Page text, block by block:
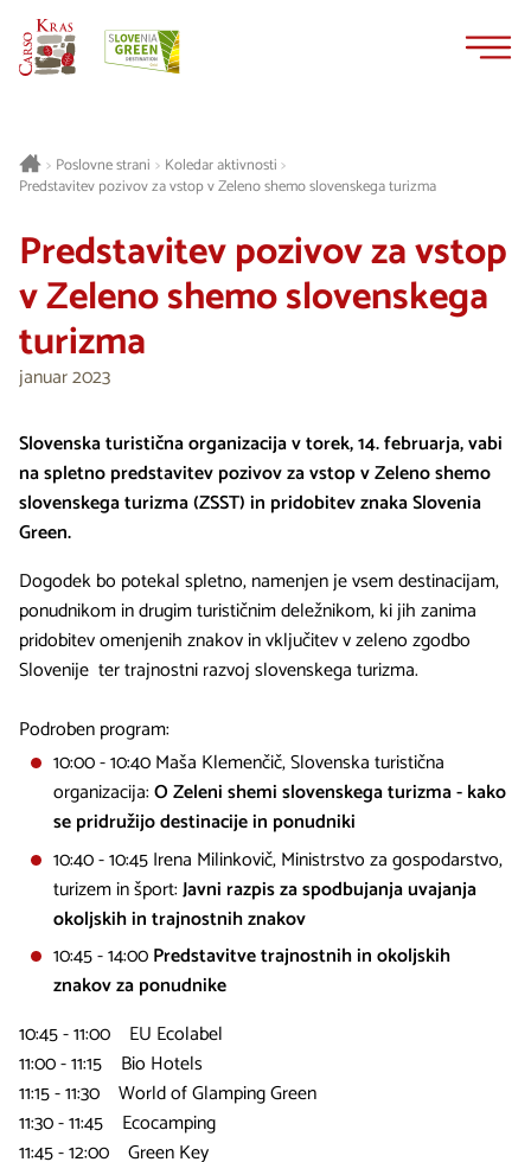
> Poslovne strani > Koledar aktivnosti >
Predstavitev pozivov za vstop v Zeleno shemo slovenskega turizma
Predstavitev pozivov za vstop
v Zeleno shemo slovenskega
turizma
januar 2023
Slovenska turistična organizacija v torek, 14. februarja, vabi
na spletno predstavitev pozivov za vstop v Zeleno shemo
slovenskega turizma (ZSST) in pridobitev znaka Slovenia
Green.
Dogodek bo potekal spletno, namenjen je vsem destinacijam,
ponudnikom in drugim turističnim deležnikom, ki jih zanima
pridobitev omenjenih znakov in vključitev v zeleno zgodbo
Slovenije ter trajnostni razvoj slovenskega turizma.
Podroben program:
10:00 - 10:40 Maša Klemenčič, Slovenska turistična
organizacija:O Zeleni shemi slovenskega turizma - kako
se pridružijo destinacije in ponudniki
10:40 - 10:45 Irena Milinkovič, Ministrstvo za gospodarstvo,
turizem in šport:Javni razpis za spodbujanja uvajanja
okoljskih in trajnostnih znakov
10:45 - 14:00Predstavitve trajnostnih in okoljskih
znakov za ponudnike
10:45 - 11:00 EU Ecolabel
11:00 - 11:15 Bio Hotels
11:15 - 11:30 World of Glamping Green
11:30 - 11:45 Ecocamping
11:45 - 12:00 Green Key